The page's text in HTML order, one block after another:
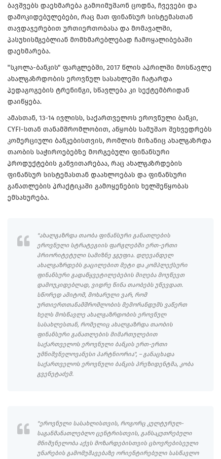
ბავშვებს დაეხმარება გამოიმუშაონ ცოდნა, ჩვევები და
დამოკიდებულებები, რაც მათ ფინანსურ სისტემასთან
თავდაჯერებით ურთიერთობასა და მომავალში,
პასუხისმგებლიან მომხმარებლებად ჩამოყალიბებაში
დაეხმარება.
"სკოლა-ბანკის" ფარგლებში, 2017 წლის აპრილში მოსწავლე
ახალგაზრდობის ეროვნულ სასახლეში ჩატარდა
პედაგოგების ტრენინგი, სწავლება კი სექტემბრიდან
დაიწყება.
ამასთან, 13-14 ივლისს, საქართველოს ეროვნული ბანკი,
CYFI-სთან თანამშრომლობით, აწყობს სამუშაო შეხვედრებს
კომერციული ბანკებისთვის, რომლის მიზანიც ახალგაზრდა
თაობის საჭიროებებზე მორგებული ფინანსური
პროდუქტების განვითარებაა, რაც ახალგაზრდების
ფინანსურ სისტემასთან დაახლოებას და ფინანსური
განათლების პრაქტიკაში გამოყენების ხელშეწყობას
ემსახურება.
"ახალგაზრდა თაობა ფინანსური განათლების
ეროვნული სტრატეგიის ფარგლებში ერთ-ერთი
პრიორიტეტული სამიზნე ჯგუფია. დღევანდელ
ახალგაზრდებს გაცილებით მეტი და კომპლექსური
ფინანსური გადაწყვეტილებების მიღება მოუწევთ
დამოუკიდებლად, ვიდრე წინა თაობებს უწევდათ.
სწორედ ამიტომ, მოხარული ვარ, რომ
ურთიერთთანამშრომლობის მემორანდუმს ვაწერთ
ხელს მოსწავლე ახალგაზრდობის ეროვნულ
სასახლესთან, რომელიც ახალგაზრდა თაობის
ფინანსური განათლების მიმართულებით
საქართველოს ეროვნული ბანკის ერთ-ერთი
უმნიშვნელოვანესი პარტნიორია", – განაცხადა
საქართველოს ეროვნული ბანკის პრეზიდენტმა, კობა
გვენეტაძემ.
"ეროვნული სასახლისთვის, როგორც კულტურულ-
საგანმანათლებლო ცენტრისთვის, განსაკუთრებული
მნიშვნელობა აქვს მოზარდებისთვის ცხოვრებისეული
უნარების გამომუშავებაზე ორიენტირებული სასწავლო